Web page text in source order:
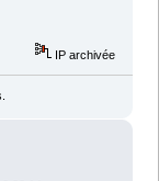
IP archivée